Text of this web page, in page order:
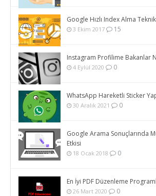
Google Hızlı Index Alma
3 Ekim 2017 15
Instagram Profilime Bakanlar
4 Eylül 2020 0
WhatsApp Hareketli Sticker
30 Aralık 2021 0
Google Arama Sonuçlarında
Etkisi
18 Ocak 2018 0
En İyi PDF Düzenleme
26 Mart 2020 0